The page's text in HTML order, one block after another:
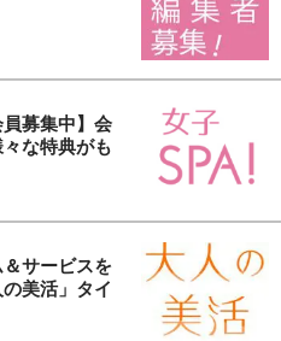
員募集中】会
な特典がも
サービスを
美活」タイ